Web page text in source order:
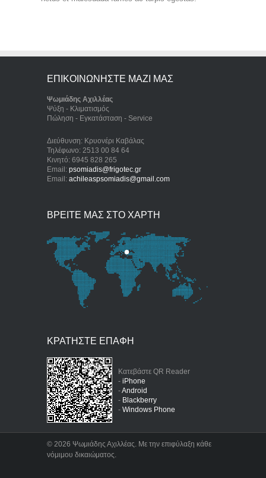
ΕΠΙΚΟΙΝΩΝΗΣΤΕ ΜΑΖΙ ΜΑΣ
Ψωμιάδης Αχιλλέας
Ψύξη - Κλιματισμός
Πώληση - Εγκατάσταση - Service
Διεύθυνση: Κρυονέρι Καβάλας
Τηλέφωνο: 2513 00 84 64
Κινητό: 6945 828 265
Email: psomiadis@frigotec.gr
Email: achileaspsomiadis@gmail.com
ΒΡΕΙΤΕ ΜΑΣ ΣΤΟ ΧΑΡΤΗ
ΚΡΑΤΗΣΤΕ ΕΠΑΦΗ
Κατεβάστε QR Reader
- iPhone
-Android
- Blackberry
- Windows Phone
© 2026 Ψωμιάδης Αχιλλέας. Με την επιφύλαξη κάθε
νόμιμου δικαιώματος.